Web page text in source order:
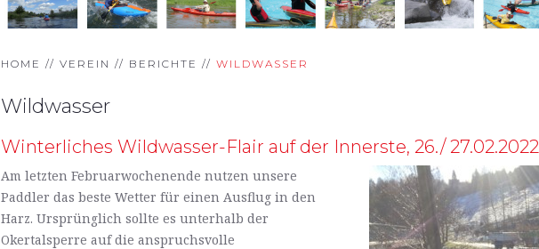
HOME VEREIN BERICHTE WILDWASSER
Wildwasser
Winterliches Wildwasser-Flair auf der Innerste, 26./ 27.02.2022
Am letzten Februarwochenende nutzen unsere
Paddler das beste Wetter für einen Ausflug in den
Harz. Ursprünglich sollte es unterhalb der
Okertalsperre auf die anspruchsvolle